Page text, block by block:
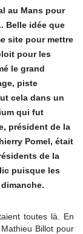
au Mans pour
Belle idée que
site pour mettre
pour les
le grand
piste
cela dans un
qui fut
président de la
Pomel, était
de la
puisque les
toutes là. En
Billot pour